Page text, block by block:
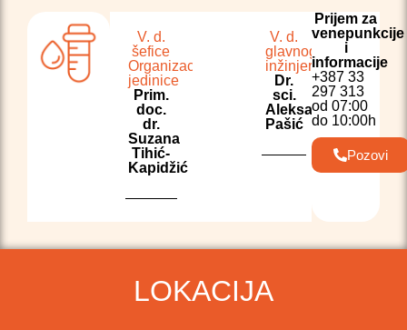
V. d.
šefice
Organizacione
jedinice
Prim.
doc.
dr.
Suzana
Tihić-
Kapidžić
V. d.
glavnog
inžinjera
Dr.
sci.
Aleksandra
Pašić
Prijem za
venepunkcije
i
informacije
+387 33
297 313
od 07:00
do 10:00h
Pozovi
LOKACIJA